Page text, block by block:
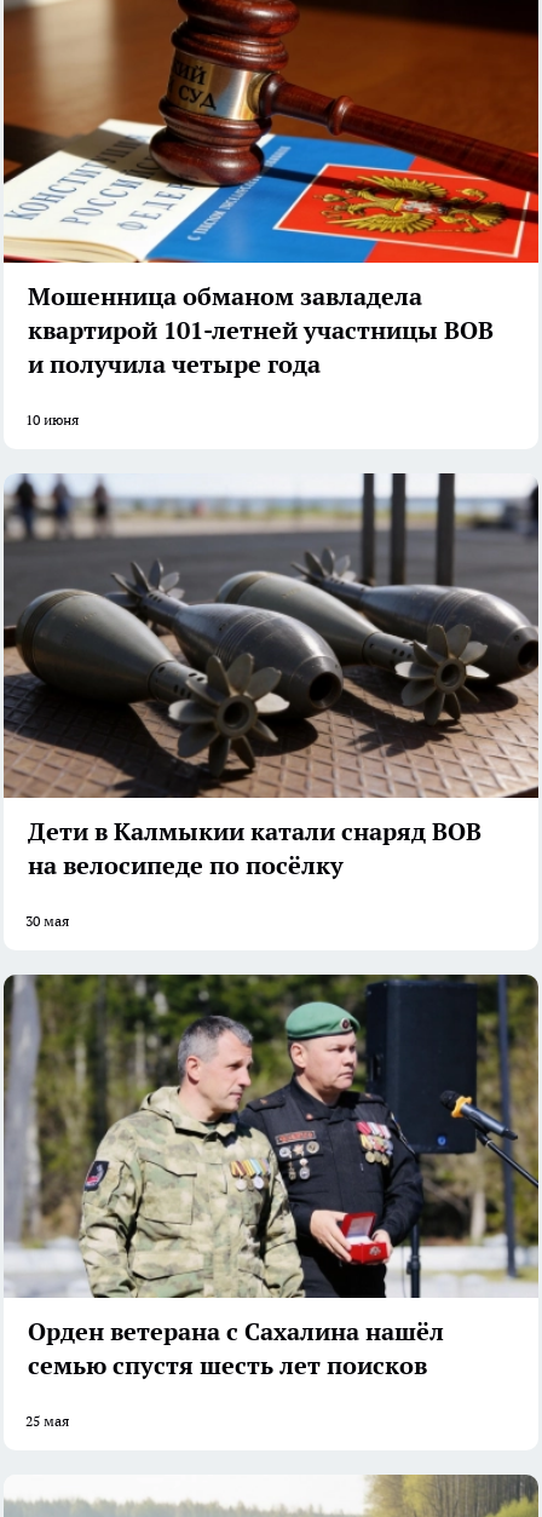
Мошенница обманом завладела
квартирой 101-летней участницы ВОВ
и получила четыре года
10 июня
Дети в Калмыкии катали снаряд ВОВ
на велосипеде по посёлку
30 мая
Орден ветерана с Сахалина нашёл
семью спустя шесть лет поисков
25 мая